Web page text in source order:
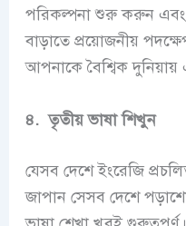
পরিকল্পনা শুরু করুন এবং
বাড়াতে প্রয়োজনীয়
আপনাকে বৈশ্বিক
৪. তৃতীয় ভাষা শিখুন
যেসব দেশে ইংরেজি
জাপান সেসব দেশে